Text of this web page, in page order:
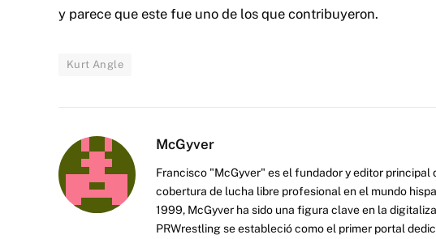
y parece que este fue uno de los que contribuyeron.
Kurt Angle
McGyver
Francisco "McGyver" es el fundador y editor
cobertura de lucha libre profesional en el mundo
1999, McGyver ha sido una figura clave en la
PRWrestling se estableció como el primer portal